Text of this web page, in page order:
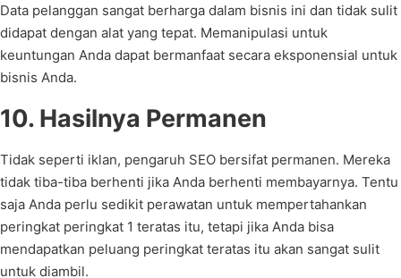
Data pelanggan sangat berharga dalam bisnis ini dan tidak sulit
didapat dengan alat yang tepat. Memanipulasi untuk
keuntungan Anda dapat bermanfaat secara eksponensial untuk
bisnis Anda.
10. Hasilnya Permanen
Tidak seperti iklan, pengaruh SEO bersifat permanen. Mereka
tidak tiba-tiba berhenti jika Anda berhenti membayarnya. Tentu
saja Anda perlu sedikit perawatan untuk mempertahankan
peringkat peringkat 1 teratas itu, tetapi jika Anda bisa
mendapatkan peluang peringkat teratas itu akan sangat sulit
untuk diambil.